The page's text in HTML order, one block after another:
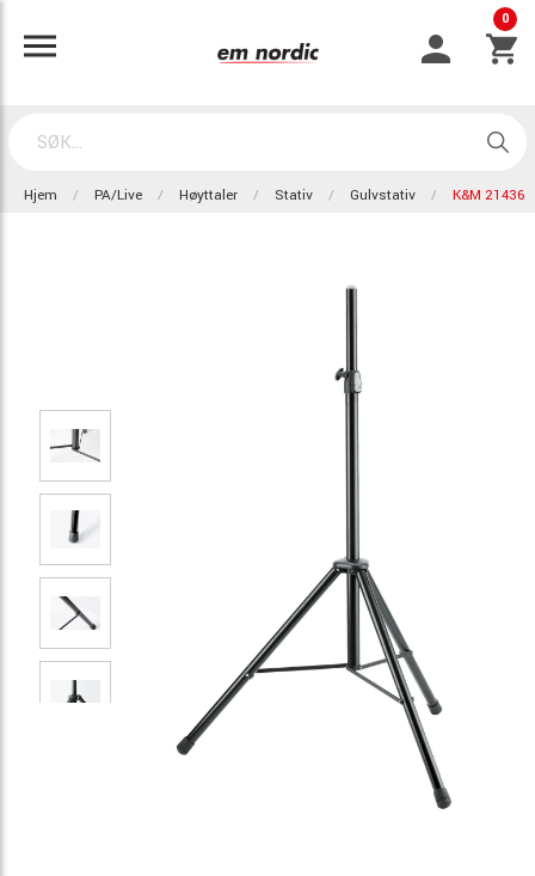
0
Hjem PA/Live Høyttaler Stativ Gulvstativ K&M 21436